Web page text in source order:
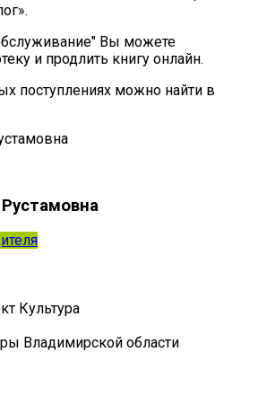
Вы можете
и продлить книгу онлайн.
поступлениях можно найти в
Культура
Владимирской области